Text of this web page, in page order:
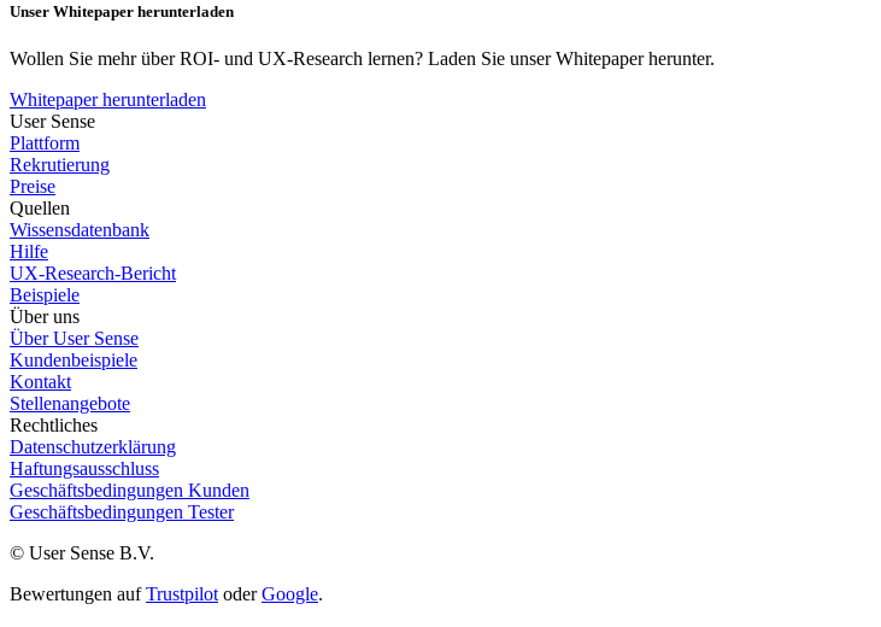
Unser Whitepaper herunterladen
Wollen Sie mehr über ROI- und UX-Research lernen? Laden Sie unser Whitepaper herunter.
Whitepaper herunterladen
User Sense
Plattform
Rekrutierung
Preise
Quellen
Wissensdatenbank
Hilfe
UX-Research-Bericht
Beispiele
Über uns
Über User Sense
Kundenbeispiele
Kontakt
Stellenangebote
Rechtliches
Datenschutzerklärung
Haftungsausschluss
Geschäftsbedingungen Kunden
Geschäftsbedingungen Tester
© User Sense B.V.
Bewertungen aufTrustpilot oderGoogle.